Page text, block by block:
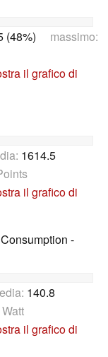
(48%) massimo:
il grafico di
1614.5
il grafico di
-
140.8
il grafico di